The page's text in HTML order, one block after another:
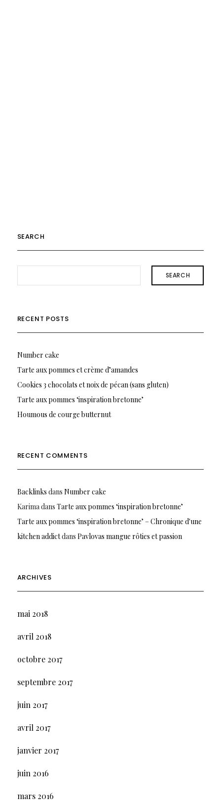
SEARCH
SEARCH
RECENT POSTS
Number cake
Tarte aux pommes et crème d’amandes
Cookies 3 chocolats et noix de pécan (sans gluten)
Tarte aux pommes ‘inspiration bretonne’
Houmous de courge butternut
RECENT COMMENTS
Backlinks dans Number cake
Karimadans Tarte aux pommes ‘inspiration bretonne’
Tarte aux pommes ‘inspiration bretonne’ – Chronique d'une
kitchen addictdans Pavlovas mangue rôties et passion
ARCHIVES
mai 2018
avril 2018
octobre 2017
septembre 2017
juin 2017
avril 2017
janvier 2017
juin 2016
mars 2016